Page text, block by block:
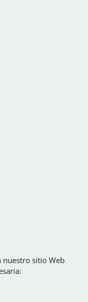
nuestro sitio Web